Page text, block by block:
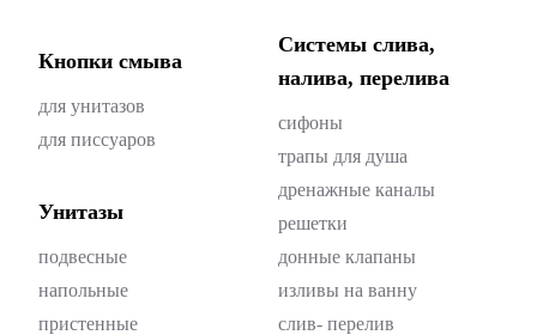
Кнопки смыва
для унитазов
для писсуаров
Унитазы
подвесные
напольные
пристенные
Системы слива,
налива, перелива
cифоны
трапы для душа
дренажные каналы
решетки
донные клапаны
изливы на ванну
слив- перелив